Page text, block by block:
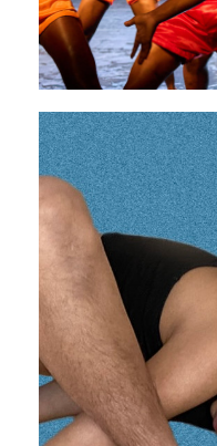
Vagabundus
10 - 12 octobre 2025
PAVILLON ADC